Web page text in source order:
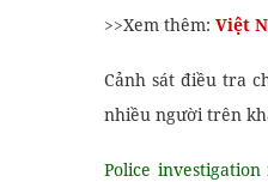
>>Xem thêm: Việt
Cảnh sát điều tra
nhiều người trên
Police